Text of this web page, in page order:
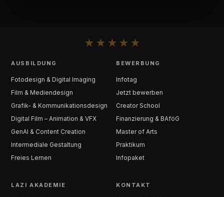
★ ★ ★ ★ ★
AUSBILDUNG
Fotodesign & Digital Imaging
Film & Mediendesign
Grafik- & Kommunikationsdesign
Digital Film – Animation & VFX
GenAI & Content Creation
Intermediale Gestaltung
Freies Lernen
BEWERBUNG
Infotag
Jetzt bewerben
Creator School
Finanzierung & BAföG
Master of Arts
Praktikum
Infopaket
LAZI AKADEMIE KONTAKT